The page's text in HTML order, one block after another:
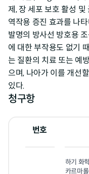
제, 장 세포 보호 활성
역작용 증진 효과를 나
발명의 방사선 방호용
에 대한 부작용도 없기
는 질환의 치료 또는 예
으며, 나아가 이를 개선
있다.
청구항
번호
하기 화
카르마